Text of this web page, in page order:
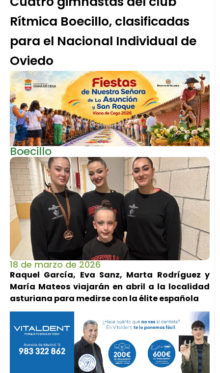
Rítmica Boecillo, clasificadas
para el Nacional Individual de
Oviedo
Boecillo
18 de marzo de 2026
Raquel García, Eva Sanz, Marta Rodríguez y
María Mateos viajarán en abril a la localidad
asturiana para medirse con la élite española